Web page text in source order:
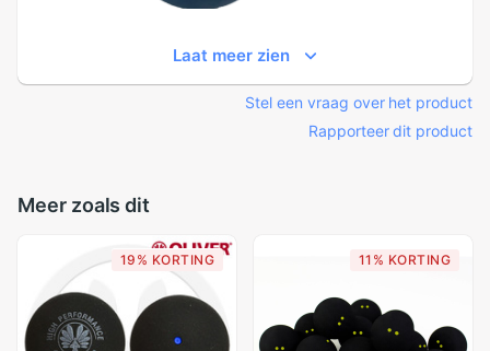
Laat meer zien
Stel een vraag over het product
Rapporteer dit product
Meer zoals dit
19% KORTING 11% KORTING